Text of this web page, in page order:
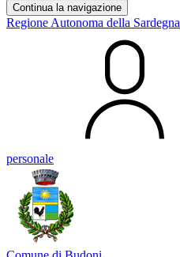
Continua la navigazione
Regione Autonoma della Sardegna
personale